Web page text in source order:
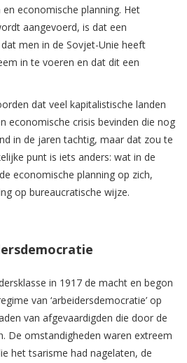
economische planning. Het
aangevoerd, is dat een
men in de Sovjet-Unie heeft
in te voeren en dat dit een
dat veel kapitalistische landen
economische crisis bevinden die nog
in de jaren tachtig, maar dat zou te
punt is iets anders: wat in de
economische planning op zich,
op bureaucratische wijze.
in 1917 de macht en begon
van ‘arbeidersdemocratie’ op
van afgevaardigden die door de
De omstandigheden waren extreem
het tsarisme had nagelaten, de